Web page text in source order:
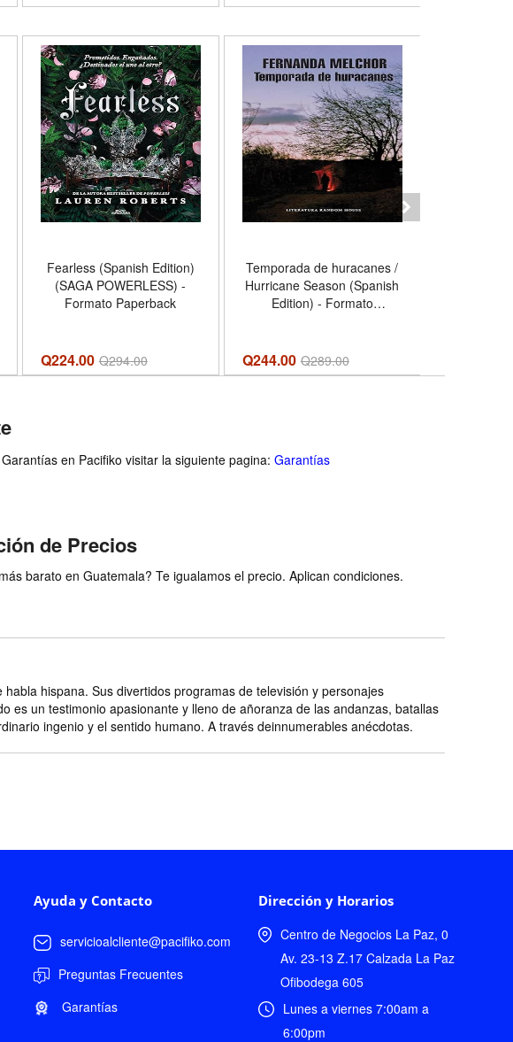
Fearless (Spanish Edition)
(SAGA POWERLESS) -
Formato Paperback
Q224.00 Q294.00
Temporada de huracanes /
Hurricane Season (Spanish
Edition) - Formato
Q244.00 Q289.00
en Pacifiko visitar la siguiente pagina: Garantías
de Precios
barato en Guatemala? Te igualamos el precio. Aplican condiciones.
hispana. Sus divertidos programas de televisión y personajes
es un testimonio apasionante y lleno de añoranza de las andanzas, batallas
ingenio y el sentido humano. A través deinnumerables anécdotas.
Ayuda y Contacto
servicioalcliente@pacifiko.com
Preguntas Frecuentes
Garantías
Dirección y Horarios
Centro de Negocios La Paz, 0
Av. 23-13 Z.17 Calzada La Paz
Ofibodega 605
Lunes a viernes 7:00am a
6:00pm